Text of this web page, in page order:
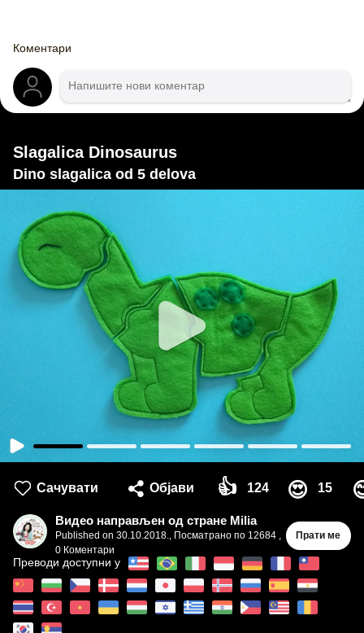
Коментари
Slagalica Dinosaurus
Dino slagalica od 5 delova
Сачувати Објави 👍 124 😍 15
Видео направљен од стране Milia
Published on 30.10.2018., Посматрано по 12684 ,
0 Коментари
Прати ме
Преводи доступни у